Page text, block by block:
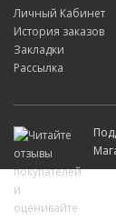
Личный Кабинет
История заказов
Закладки
Рассылка